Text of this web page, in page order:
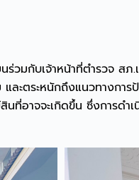
ร่วมกับเจ้าหน้าที่ตำรวจ
ตระหนักถึงแนวทางการ
อาจจะเกิดขึ้น ซึ่งการดำ